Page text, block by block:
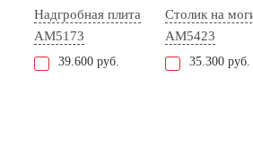
Надгробная плита
AM5173
39.600 руб.
Столик на
AM5423
35.300 руб.